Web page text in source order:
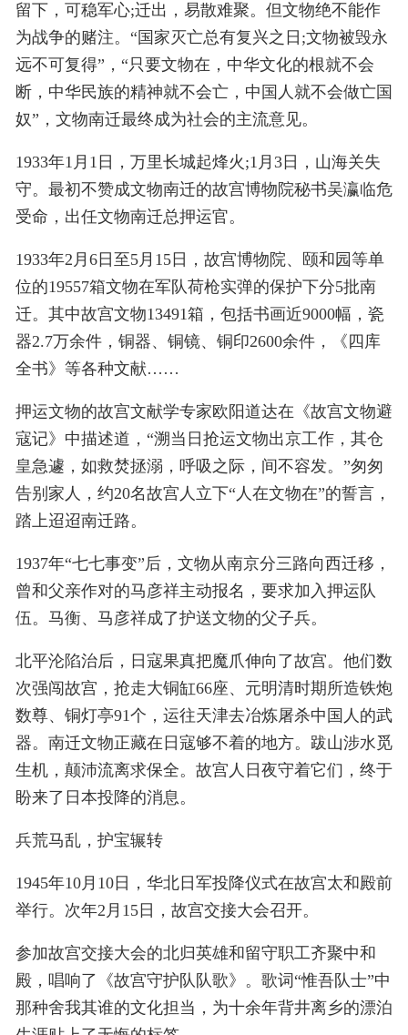
留下，可稳军心;迁出，易散难聚。但文物绝不能作
为战争的赌注。“国家灭亡总有复兴之日;文物被毁永
远不可复得”，“只要文物在，中华文化的根就不会
断，中华民族的精神就不会亡，中国人就不会做亡国
奴”，文物南迁最终成为社会的主流意见。
1933年1月1日，万里长城起烽火;1月3日，山海关失
守。最初不赞成文物南迁的故宫博物院秘书吴瀛临危
受命，出任文物南迁总押运官。
1933年2月6日至5月15日，故宫博物院、颐和园等单
位的19557箱文物在军队荷枪实弹的保护下分5批南
迁。其中故宫文物13491箱，包括书画近9000幅，瓷
器2.7万余件，铜器、铜镜、铜印2600余件，《四库
全书》等各种文献……
押运文物的故宫文献学专家欧阳道达在《故宫文物避
寇记》中描述道，“溯当日抢运文物出京工作，其仓
皇急遽，如救焚拯溺，呼吸之际，间不容发。”匆匆
告别家人，约20名故宫人立下“人在文物在”的誓言，
踏上迢迢南迁路。
1937年“七七事变”后，文物从南京分三路向西迁移，
曾和父亲作对的马彦祥主动报名，要求加入押运队
伍。马衡、马彦祥成了护送文物的父子兵。
北平沦陷治后，日寇果真把魔爪伸向了故宫。他们数
次强闯故宫，抢走大铜缸66座、元明清时期所造铁炮
数尊、铜灯亭91个，运往天津去冶炼屠杀中国人的武
器。南迁文物正藏在日寇够不着的地方。跋山涉水觅
生机，颠沛流离求保全。故宫人日夜守着它们，终于
盼来了日本投降的消息。
兵荒马乱，护宝辗转
1945年10月10日，华北日军投降仪式在故宫太和殿前
举行。次年2月15日，故宫交接大会召开。
参加故宫交接大会的北归英雄和留守职工齐聚中和
殿，唱响了《故宫守护队队歌》。歌词“惟吾队士”中
那种舍我其谁的文化担当，为十余年背井离乡的漂泊